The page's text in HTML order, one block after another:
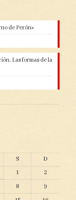
de Perón»
Las formas de la
S
D
1
2
8
9